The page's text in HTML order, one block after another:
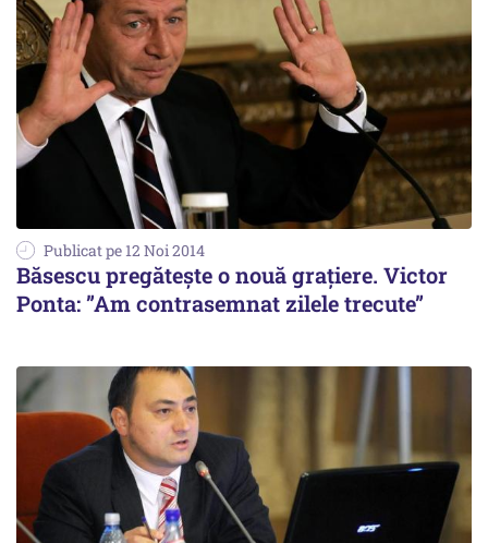
Publicat pe 12 Noi 2014
Băsescu pregăteşte o nouă grațiere. Victor
Ponta: ”Am contrasemnat zilele trecute”